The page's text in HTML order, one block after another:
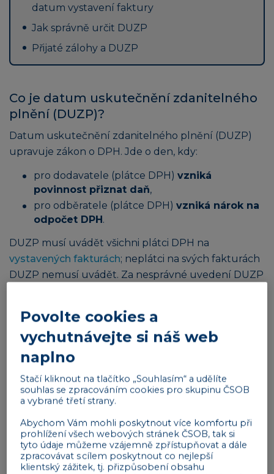
datum vystavení faktury
Jak správně určit DUZP
Přijaté zálohy a DUZP
Co je datum uskutečnění zdanitelného
plnění (DUZP)?
Datum uskutečnění zdanitelného plnění (DUZP)
upravuje zákon o DPH. Jde o den, kdy:
pro dodavatele (plátce DPH) vzniká
povinnost přiznat daň,
pro odběratele (plátce DPH) vzniká nárok na
odpočet DPH.
DUZP musí uvádět všichni plátci DPH na
vystavených fakturách; neplátci na svých fakturách
DUZP nemusí uvádět. Za nesprávné uvedení DUZP
Vliv DUZP na práva a povinnosti plátců
DPH
Pro plátce DPH – dodavatele i odběratele – je DUZP
Povolte cookies a
vychutnávejte si náš web
naplno
Stačí kliknout na tlačítko „Souhlasím“ a udělíte
souhlas se zpracováním cookies pro skupinu ČSOB
a vybrané třetí strany.
Abychom Vám mohli poskytnout více komfortu při
prohlížení všech webových stránek ČSOB, tak si
tyto údaje můžeme vzájemně zpřístupňovat a dále
zpracovávat s cílem poskytnout co nejlepší
klientský zážitek, tj. přizpůsobení obsahu